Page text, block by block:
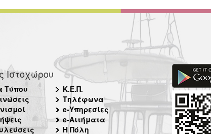
Ιστοχώρου
Τύπου
Κ.Ε.Π.
Τηλέφωνα
e-Υπηρεσίες
e-Αιτήματα
Η Πόλη